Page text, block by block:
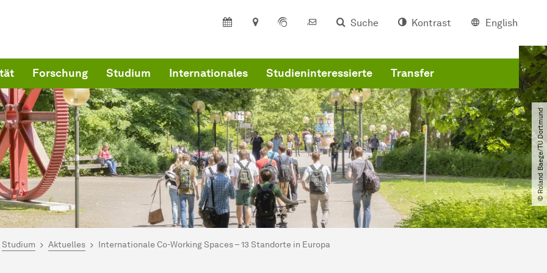
Suche Kontrast English
Forschung Studium Internationales Studieninteressierte Transfer
© Roland Baege​/​TU Dortmund
hier:
Wirtschaftswissenschaften
Studium Aktuelles Internationale Co-Working Spaces – 13 Standorte in Europa